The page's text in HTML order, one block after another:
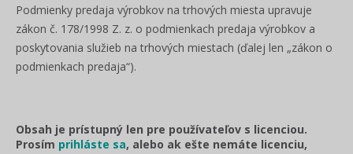
Podmienky predaja výrobkov na trhových miesta upravuje
zákon č. 178/1998 Z. z. o podmienkach predaja výrobkov a
poskytovania služieb na trhových miestach (ďalej len „zákon o
podmienkach predaja“).
Obsah je prístupný len pre používateľov s licenciou.
Prosím prihláste sa, alebo ak ešte nemáte licenciu,